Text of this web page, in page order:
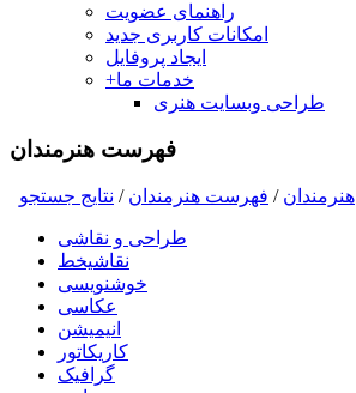
راهنمای عضویت
امکانات کاربری جدید
ایجاد پروفایل
+خدمات ما
طراحی وبسایت هنری
فهرست هنرمندان
هنرمندان / فهرست هنرمندان / نتايج جستجو
طراحی و نقاشی
نقاشیخط
خوشنویسی
عکاسی
انیمیشن
کاریکاتور
گرافیک